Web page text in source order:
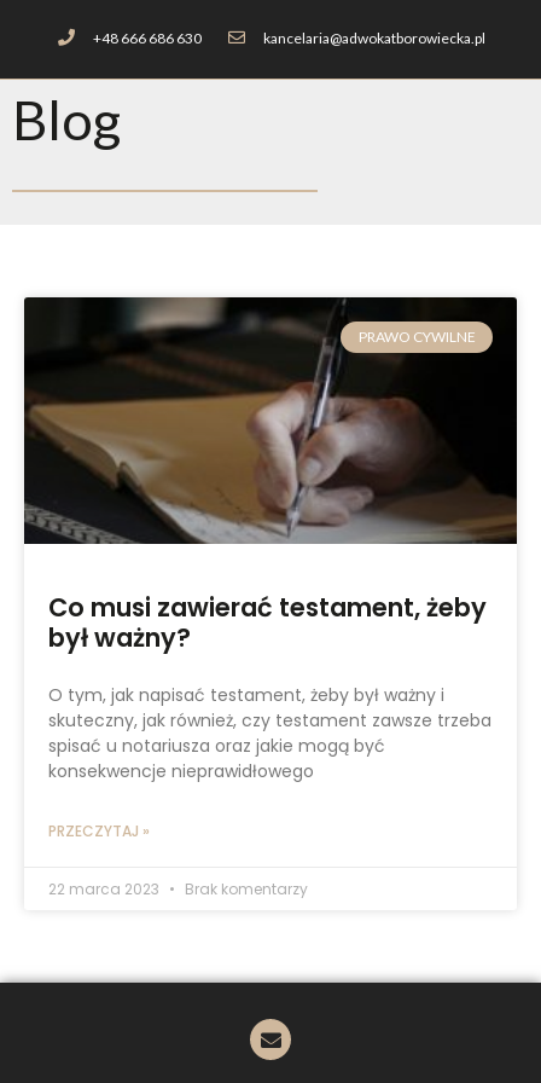
+48 666 686 630 kancelaria@adwokatborowiecka.pl
Blog
PRAWO CYWILNE
Co musi zawierać testament, żeby
był ważny?
O tym, jak napisać testament, żeby był ważny i
skuteczny, jak również, czy testament zawsze trzeba
spisać u notariusza oraz jakie mogą być
konsekwencje nieprawidłowego
PRZECZYTAJ »
22 marca 2023 Brak komentarzy